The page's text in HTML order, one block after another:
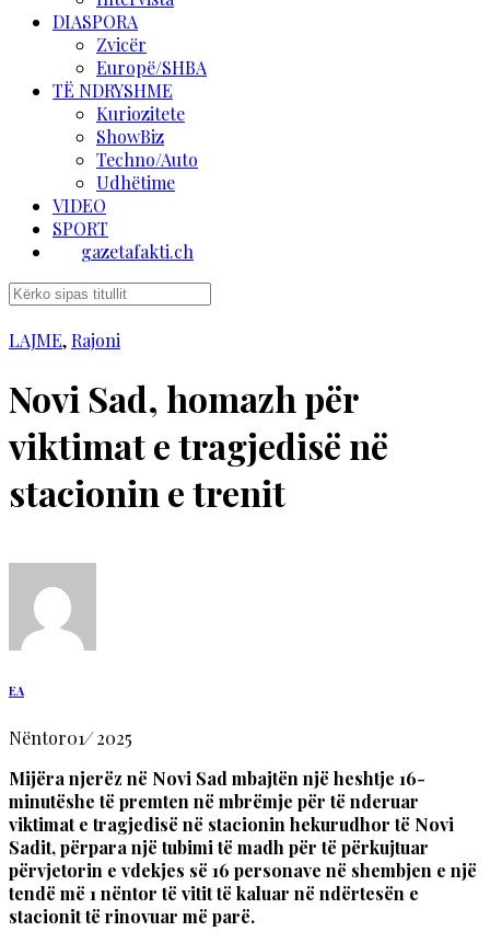
DIASPORA
Zvicër
Europë/SHBA
TË NDRYSHME
Kuriozitete
ShowBiz
Techno/Auto
Udhëtime
VIDEO
SPORT
gazetafakti.ch
LAJME, Rajoni
Novi Sad, homazh për
viktimat e tragjedisë në
stacionin e trenit
EA
Nëntor01/2025
Mijëra njerëz në Novi Sad mbajtën një heshtje 16-
minutëshe të premten në mbrëmje për të nderuar
viktimat e tragjedisë në stacionin hekurudhor të Novi
Sadit, përpara një tubimi të madh për të përkujtuar
përvjetorin e vdekjes së 16 personave në shembjen e një
tendë më 1 nëntor të vitit të kaluar në ndërtesën e
stacionit të rinovuar më parë.